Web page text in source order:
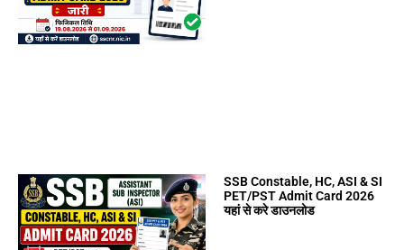
SSB Constable, HC, ASI & SI
PET/PST Admit Card 2026
यहां से करे डाउनलोड